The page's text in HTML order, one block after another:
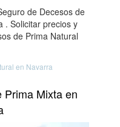
de Decesos de
. Solicitar precios y
de Prima Natural
en Navarra
Prima Mixta en